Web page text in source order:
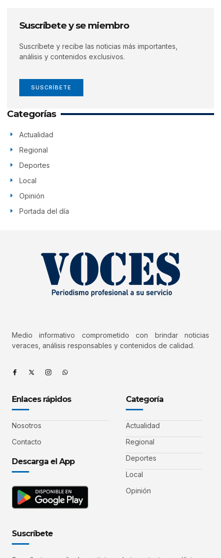
Suscríbete y se miembro
Suscríbete y recibe las noticias más importantes,
análisis y contenidos exclusivos.
SUSCRÍBETE
Categorías
Actualidad
Regional
Deportes
Local
Opinión
Portada del día
Medio informativo comprometido con brindar noticias
veraces, análisis responsables y contenidos de calidad.
Enlaces rápidos
Nosotros
Contacto
Descarga el App
Categoría
Actualidad
Regional
Deportes
Local
Opinión
Suscríbete